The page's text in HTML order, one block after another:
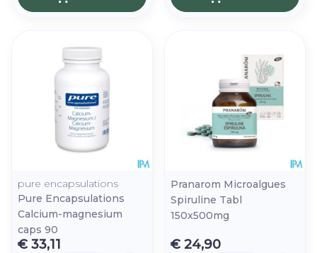
pure encapsulations
Pure Encapsulations
Calcium-magnesium
caps 90
€ 33,11
Pranarom Microalgues
Spiruline Tabl
150x500mg
€ 24,90